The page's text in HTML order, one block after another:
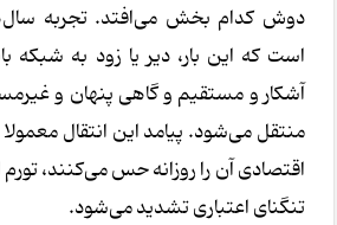
دوش کدام بخش می‌افتد. تجربه
است که این بار، دیر یا زود به شبکه
آشکار و مستقیم و گاهی پنهان و
منتقل می‌شود. پیامد این انتقال
اقتصادی آن را روزانه حس می‌کنند،
تنگنای اعتباری تشدید می‌شود.